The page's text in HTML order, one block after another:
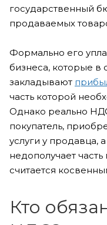
государственный
продаваемых
Формально его
бизнеса, которые в
закладывают
часть которой
Однако реально
покупатель,
услуги у продавца,
недополучает
считается
Кто